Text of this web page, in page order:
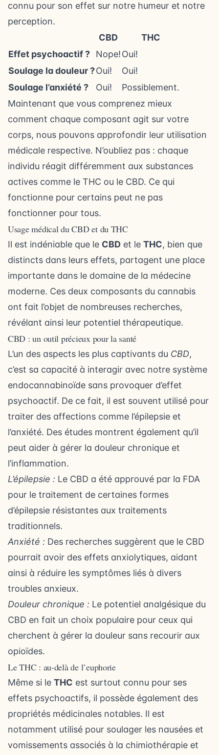
connu pour son effet sur notre humeur et notre
perception.
CBD
THC
Effet psychoactif ?
Nope!Oui!
Soulage la douleur ?Oui!
Oui!
Soulage l’anxiété ?
Oui!
Possiblement.
Maintenant que vous comprenez mieux
comment chaque composant agit sur votre
corps, nous pouvons approfondir leur utilisation
médicale respective. N’oubliez pas : chaque
individu réagit différemment aux substances
actives comme le THC ou le CBD. Ce qui
fonctionne pour certains peut ne pas
fonctionner pour tous.
Usage médical du CBD et du THC
Il est indéniable que le CBD et le THC, bien que
distincts dans leurs effets, partagent une place
importante dans le domaine de la médecine
moderne. Ces deux composants du cannabis
ont fait l’objet de nombreuses recherches,
révélant ainsi leur potentiel thérapeutique.
CBD : un outil précieux pour la santé
L’un des aspects les plus captivants du CBD,
c’est sa capacité à interagir avec notre système
endocannabinoïde sans provoquer d’effet
psychoactif. De ce fait, il est souvent utilisé pour
traiter des affections comme l’épilepsie et
l’anxiété. Des études montrent également qu’il
peut aider à gérer la douleur chronique et
l’inflammation.
L’épilepsie : Le CBD a été approuvé par la FDA
pour le traitement de certaines formes
d’épilepsie résistantes aux traitements
traditionnels.
Anxiété : Des recherches suggèrent que le CBD
pourrait avoir des effets anxiolytiques, aidant
ainsi à réduire les symptômes liés à divers
troubles anxieux.
Douleur chronique : Le potentiel analgésique du
CBD en fait un choix populaire pour ceux qui
cherchent à gérer la douleur sans recourir aux
opioïdes.
Le THC : au-delà de l’euphorie
Même si le THC est surtout connu pour ses
effets psychoactifs, il possède également des
propriétés médicinales notables. Il est
notamment utilisé pour soulager les nausées et
vomissements associés à la chimiothérapie et